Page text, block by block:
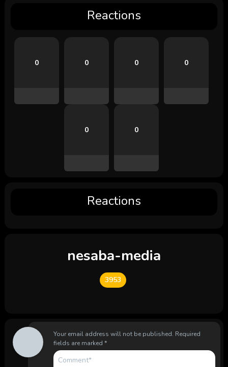
Reactions
0 0 0 0
0 0
Reactions
nesaba-media
3953
Your email address will not be published. Required
fields are marked *